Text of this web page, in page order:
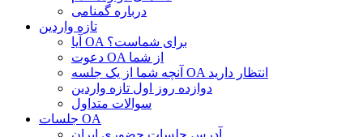
درباره گمنامی
تازه واردین
آیا OA برای شماست؟
دعوت OA از شما
آنچه شما از یک جلسه OA انتظار دارید
دوازده روز اول تازه واردین
سوالات متداول
جلسات OA
آدرس جلسات حضوری ایران